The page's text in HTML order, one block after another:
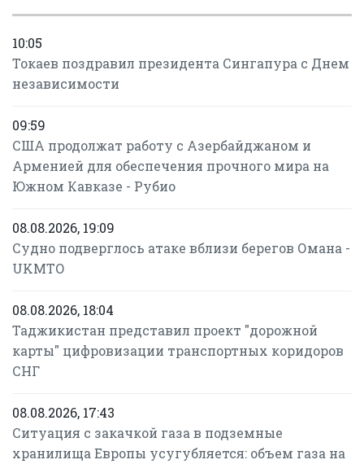
10:05
Токаев поздравил президента Сингапура с Днем
независимости
09:59
США продолжат работу с Азербайджаном и
Арменией для обеспечения прочного мира на
Южном Кавказе - Рубио
08.08.2026, 19:09
Судно подверглось атаке вблизи берегов Омана -
UKMTO
08.08.2026, 18:04
Таджикистан представил проект "дорожной
карты" цифровизации транспортных коридоров
СНГ
08.08.2026, 17:43
Ситуация с закачкой газа в подземные
хранилища Европы усугубляется: объем газа на